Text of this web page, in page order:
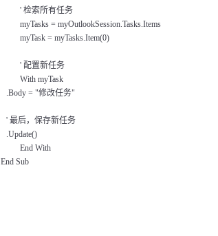
' 检索所有任务
myTasks = myOutlookSession.Tasks.Items
myTask = myTasks.Item(0)
' 配置新任务
With myTask
.Body = "修改任务"
' 最后，保存新任务
.Update()
End With
End Sub